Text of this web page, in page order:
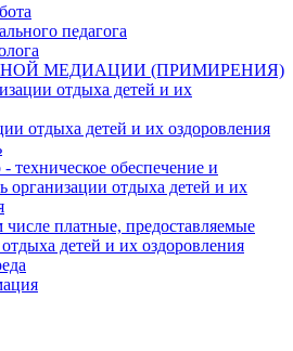
педагога
МЕДИАЦИИ (ПРИМИРЕНИЯ)
отдыха детей и их
отдыха детей и их оздоровления
техническое обеспечение и
организации отдыха детей и их
числе платные, предоставляемые
детей и их оздоровления